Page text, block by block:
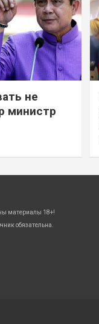
не
министр
материалы 18+!
обязательна.